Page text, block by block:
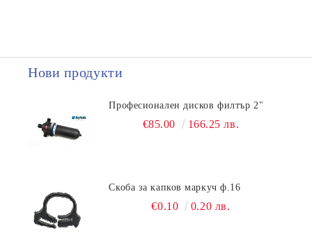
Нови продукти
Професионален дисков филтър 2"
€85.00 166.25 лв.
Скоба за капков маркуч ф.16
€0.10 0.20 лв.